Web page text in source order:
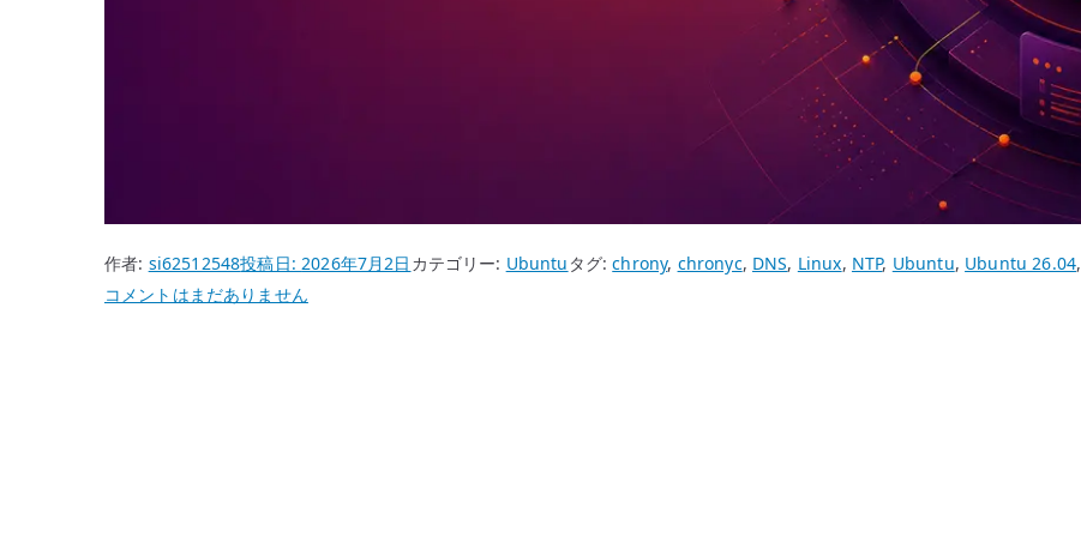
作者: si62512548投稿日:2026年7月2日 カテゴリー: Ubuntu タグ:chrony, chronyc, DNS, Linux, NTP, Ubuntu, Ubuntu 26.04,
Ubuntu
コメントはまだありません